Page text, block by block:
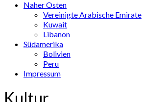
Naher Osten
Vereinigte Arabische Emirate
Kuwait
Libanon
Südamerika
Bolivien
Peru
Impressum
Kultur